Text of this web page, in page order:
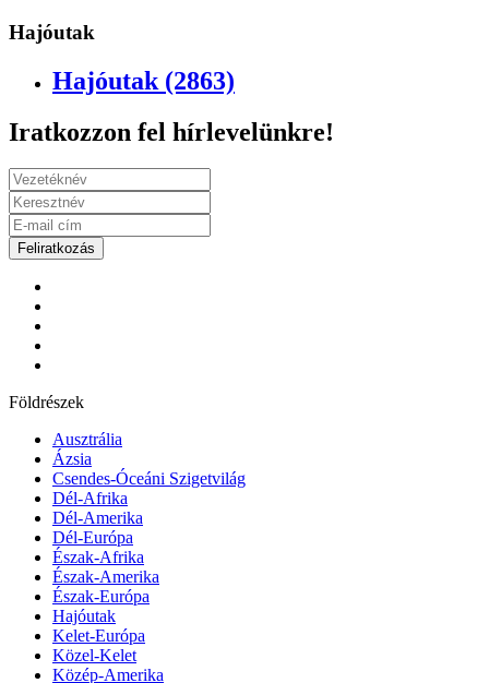
Hajóutak
Hajóutak (2863)
Iratkozzon fel hírlevelünkre!
Feliratkozás
Földrészek
Ausztrália
Ázsia
Csendes-Óceáni Szigetvilág
Dél-Afrika
Dél-Amerika
Dél-Európa
Észak-Afrika
Észak-Amerika
Észak-Európa
Hajóutak
Kelet-Európa
Közel-Kelet
Közép-Amerika